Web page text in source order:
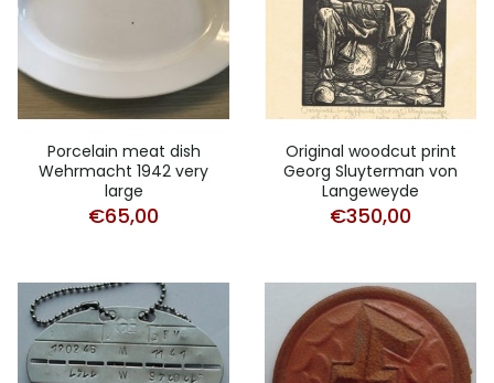
Porcelain meat dish
Wehrmacht 1942 very
large
€65,00
Original woodcut print
Georg Sluyterman von
Langeweyde
€350,00